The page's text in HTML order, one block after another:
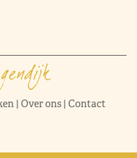
| Over ons| Contact